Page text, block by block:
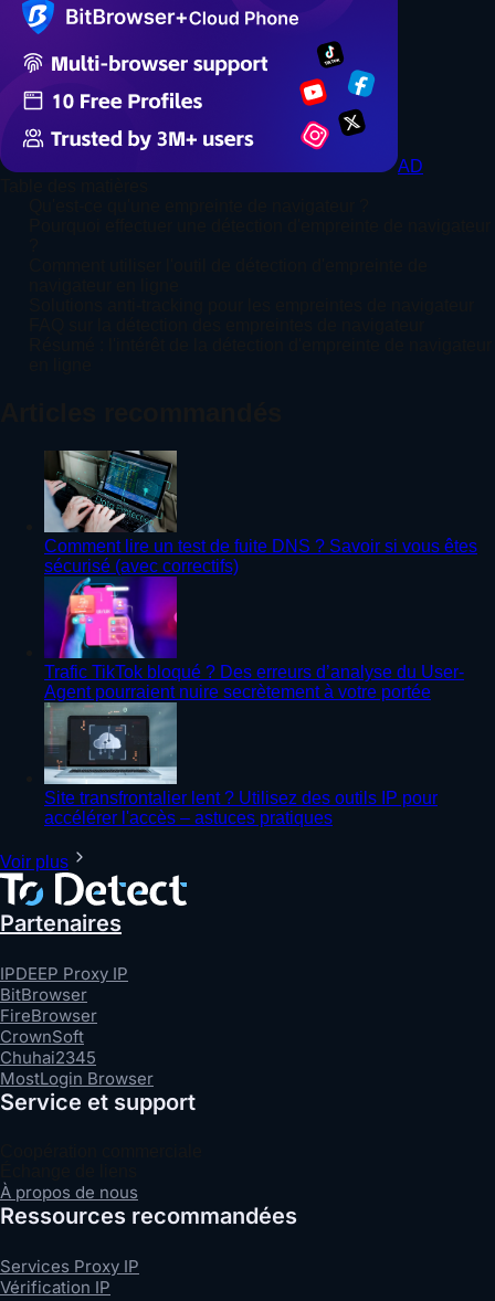
AD
Comment lire un test de fuite DNS ? Savoir si vous êtes
sécurisé (avec correctifs)
Trafic TikTok bloqué ? Des erreurs d’analyse du User-
Agent pourraient nuire secrètement à votre portée
Site transfrontalier lent ? Utilisez des outils IP pour
accélérer l'accès – astuces pratiques
Voir plus
Partenaires
IPDEEP Proxy IP
BitBrowser
FireBrowser
CrownSoft
Chuhai2345
MostLogin Browser
Service et support
À propos de nous
Ressources recommandées
Services Proxy IP
Vérification IP